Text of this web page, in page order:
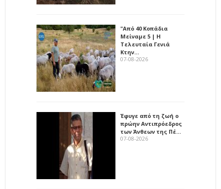
"Από 40 Κοπάδια
Μείναμε 5 | Η
Τελευταία Γενιά
Κτην…
07-08-2026
Έφυγε από τη ζωή ο
πρώην Αντιπρόεδρος
των Άνθεων της Πέ…
07-08-2026